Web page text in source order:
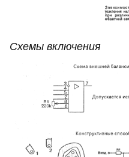
Схемы включения